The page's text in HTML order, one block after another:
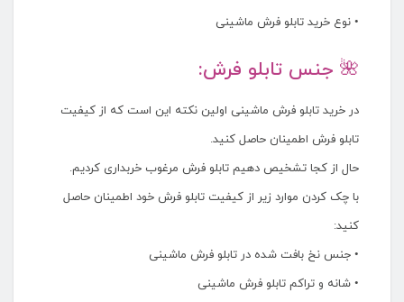
• نوع خرید تابلو فرش ماشینی
🌺 جنس تابلو فرش:
در خرید تابلو فرش ماشینی اولین نکته این است که از کیفیت
تابلو فرش اطمینان حاصل کنید.
حال از کجا تشخیص دهیم تابلو فرش مرغوب خربداری کردیم.
با چک کردن موارد زیر از کیفیت تابلو فرش خود اطمینان حاصل
کنید:
• جنس نخ بافت شده در تابلو فرش ماشینی
• شانه و تراکم تابلو فرش ماشینی